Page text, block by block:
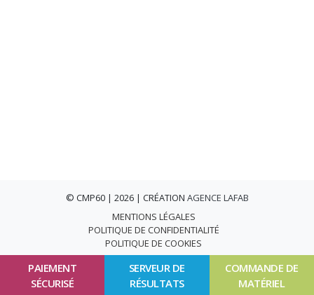
PAIEMENT
SÉCURISÉ
SERVEUR DE
RÉSULTATS
COMMANDE DE
MATÉRIEL
© CMP60 | 2026 | CRÉATION AGENCE LAFAB
MENTIONS LÉGALES
POLITIQUE DE CONFIDENTIALITÉ
POLITIQUE DE COOKIES